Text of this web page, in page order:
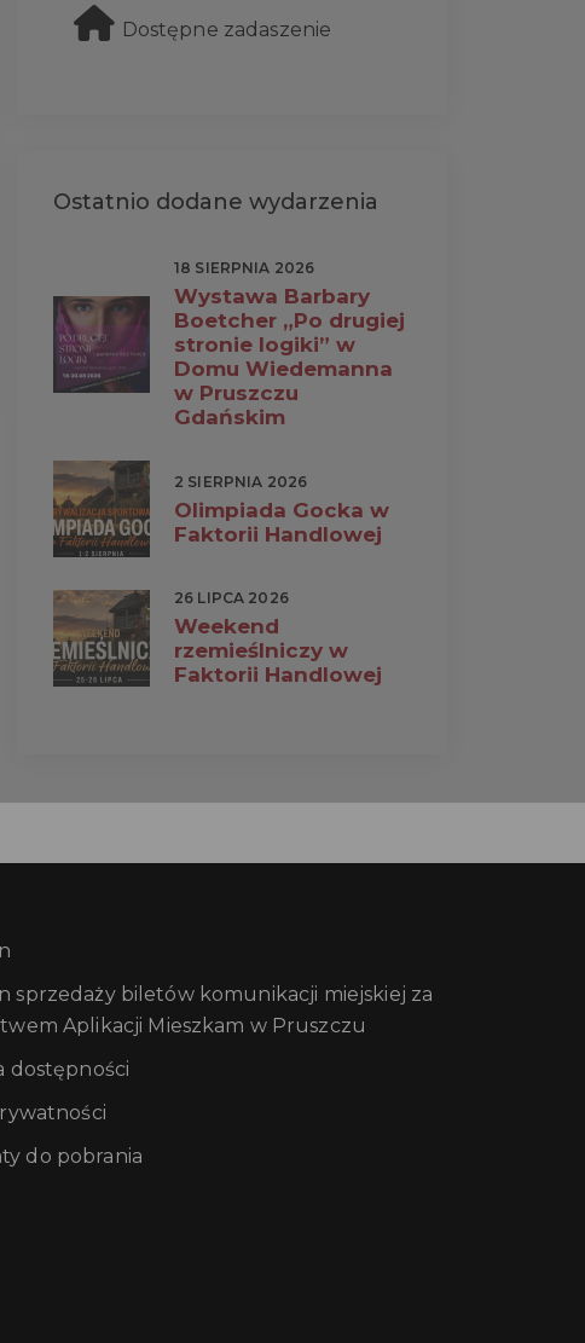
Dostępne zadaszenie
Ostatnio dodane wydarzenia
18 SIERPNIA 2026
Wystawa Barbary
Boetcher „Po drugiej
stronie logiki” w
Domu Wiedemanna
w Pruszczu
Gdańskim
2 SIERPNIA 2026
Olimpiada Gocka w
Faktorii Handlowej
26 LIPCA 2026
Weekend
rzemieślniczy w
Faktorii Handlowej
sprzedaży biletów komunikacji miejskiej za
Aplikacji Mieszkam w Pruszczu
dostępności
do pobrania